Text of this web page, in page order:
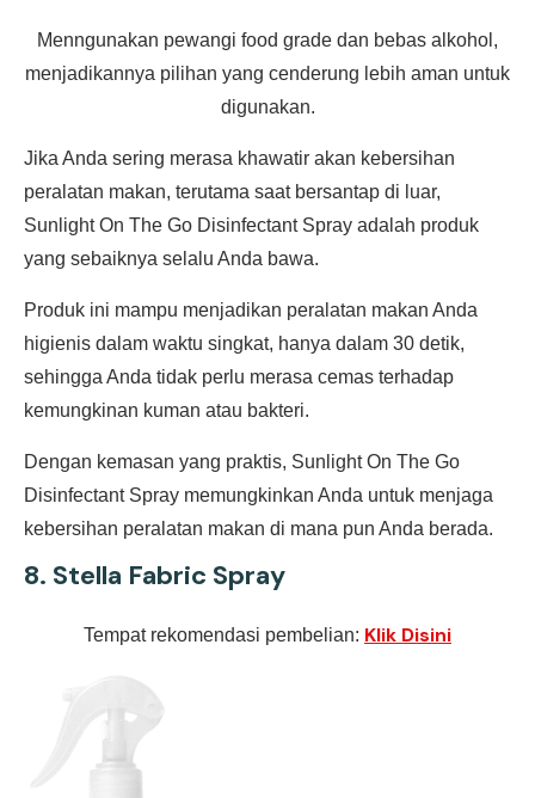
Menngunakan pewangi food grade dan bebas alkohol,
menjadikannya pilihan yang cenderung lebih aman untuk
digunakan.
Jika Anda sering merasa khawatir akan kebersihan
peralatan makan, terutama saat bersantap di luar,
Sunlight On The Go Disinfectant Spray adalah produk
yang sebaiknya selalu Anda bawa.
Produk ini mampu menjadikan peralatan makan Anda
higienis dalam waktu singkat, hanya dalam 30 detik,
sehingga Anda tidak perlu merasa cemas terhadap
kemungkinan kuman atau bakteri.
Dengan kemasan yang praktis, Sunlight On The Go
Disinfectant Spray memungkinkan Anda untuk menjaga
kebersihan peralatan makan di mana pun Anda berada.
8. Stella Fabric Spray
Tempat rekomendasi pembelian: Klik Disini